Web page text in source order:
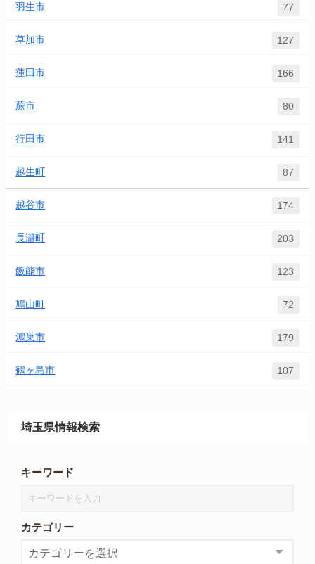
羽生市 77
草加市 127
蓮田市 166
蕨市 80
行田市 141
越生町 87
越谷市 174
長瀞町 203
飯能市 123
鳩山町 72
鴻巣市 179
鶴ヶ島市 107
埼玉県情報検索
キーワード
カテゴリー